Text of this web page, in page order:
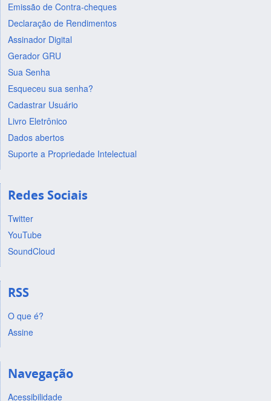
Emissão de Contra-cheques
Declaração de Rendimentos
Assinador Digital
Gerador GRU
Sua Senha
Esqueceu sua senha?
Cadastrar Usuário
Livro Eletrônico
Dados abertos
Suporte a Propriedade Intelectual
Redes Sociais
Twitter
YouTube
SoundCloud
RSS
O que é?
Assine
Navegação
Acessibilidade